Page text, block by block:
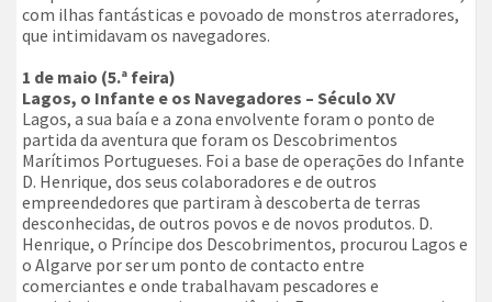
com ilhas fantásticas e povoado de monstros aterradores,
que intimidavam os navegadores.
1 de maio (5.ª feira)
Lagos, o Infante e os Navegadores – Século XV
Lagos, a sua baía e a zona envolvente foram o ponto de
partida da aventura que foram os Descobrimentos
Marítimos Portugueses. Foi a base de operações do Infante
D. Henrique, dos seus colaboradores e de outros
empreendedores que partiram à descoberta de terras
desconhecidas, de outros povos e de novos produtos. D.
Henrique, o Príncipe dos Descobrimentos, procurou Lagos e
o Algarve por ser um ponto de contacto entre
comerciantes e onde trabalhavam pescadores e